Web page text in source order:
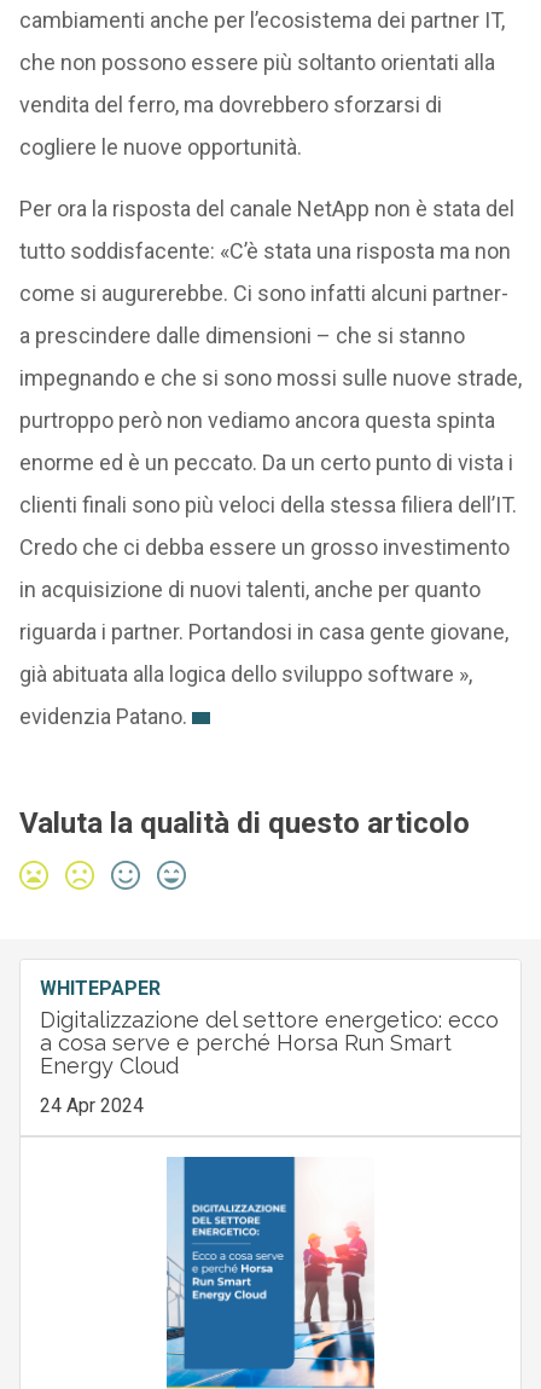
cambiamenti anche per l’ecosistema dei partner IT,
che non possono essere più soltanto orientati alla
vendita del ferro, ma dovrebbero sforzarsi di
cogliere le nuove opportunità.
Per ora la risposta del canale NetApp non è stata del
tutto soddisfacente: «C’è stata una risposta ma non
come si augurerebbe. Ci sono infatti alcuni partner-
a prescindere dalle dimensioni – che si stanno
impegnando e che si sono mossi sulle nuove strade,
purtroppo però non vediamo ancora questa spinta
enorme ed è un peccato. Da un certo punto di vista i
clienti finali sono più veloci della stessa filiera dell’IT.
Credo che ci debba essere un grosso investimento
in acquisizione di nuovi talenti, anche per quanto
riguarda i partner. Portandosi in casa gente giovane,
già abituata alla logica dello sviluppo software »,
evidenzia Patano.
Valuta la qualità di questo articolo
WHITEPAPER
Digitalizzazione del settore energetico: ecco
a cosa serve e perché Horsa Run Smart
Energy Cloud
24 Apr 2024